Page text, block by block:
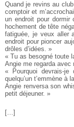
Quand je revins au
comptoir et
un endroit pour
hochement de tête
fatiguée, je veux aller
endroit pour pioncer
drôles d’idées. »
« Tu as besogné toute
Angie me regarda avec
« Pourquoi devrais-
quelqu’un t’emmène à
Angie renversa son
petit déjeuner. »
[…]